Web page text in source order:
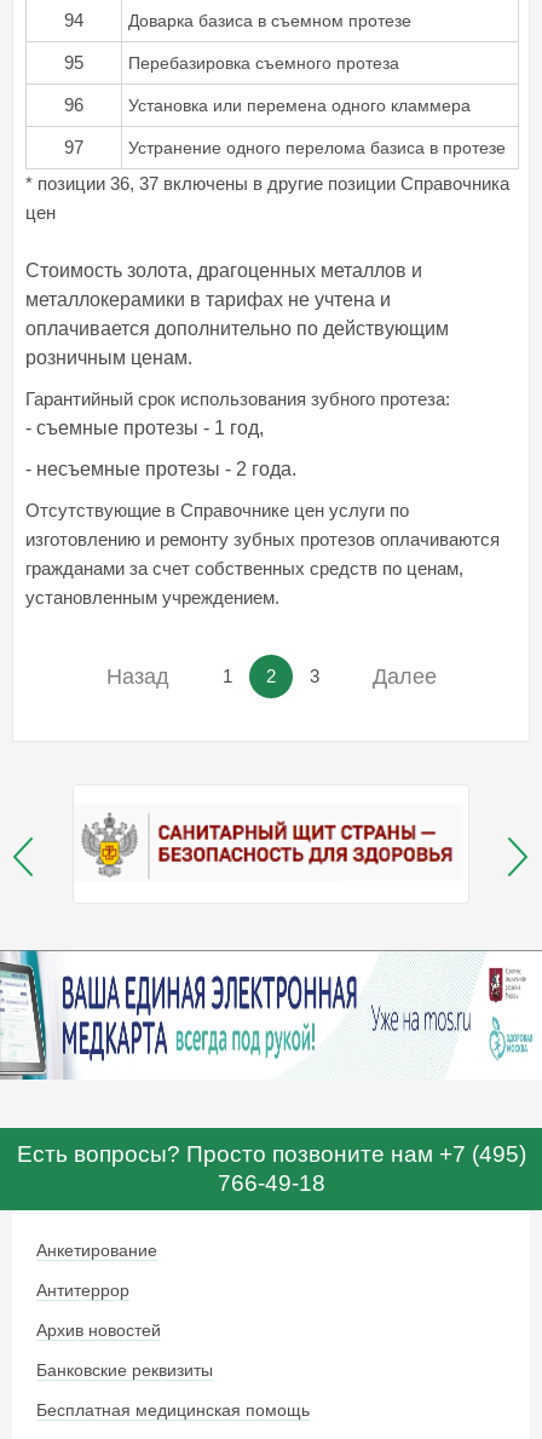
94 Доварка базиса в съемном протезе
95 Перебазировка съемного протеза
96 Установка или перемена одного кламмера
97 Устранение одного перелома базиса в протезе
* позиции 36, 37 включены в другие позиции Справочника
цен
Стоимость золота, драгоценных металлов и
металлокерамики в тарифах не учтена и
оплачивается дополнительно по действующим
розничным ценам.
Гарантийный срок использования зубного протеза:
- съемные протезы - 1 год,
- несъемные протезы - 2 года.
Отсутствующие в Справочнике цен услуги по
изготовлению и ремонту зубных протезов оплачиваются
гражданами за счет собственных средств по ценам,
установленным учреждением.
Назад 1 2 3 Далее
Есть вопросы? Просто позвоните нам +7 (495)
766-49-18
Анкетирование
Антитеррор
Архив новостей
Банковские реквизиты
Бесплатная медицинская помощь